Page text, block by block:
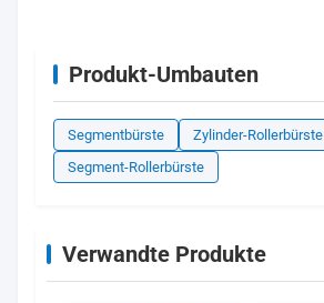
Produkt-Umbauten
Segmentbürste
Zylinder-Rollerbürste
Segment-Rollerbürste
Verwandte Produkte